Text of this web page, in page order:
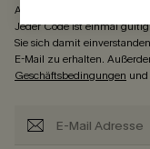
Abonnieren und genießen
Jeder Code ist einmal
Sie sich damit
E-Mail zu erhalten.
Geschäftsbedingungen und